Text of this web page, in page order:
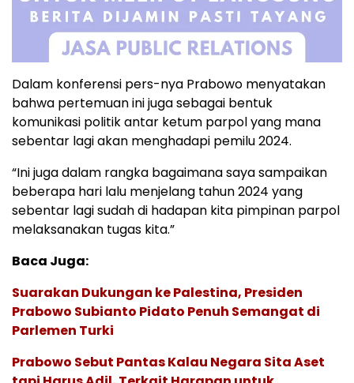
Dalam konferensi pers-nya Prabowo menyatakan
bahwa pertemuan ini juga sebagai bentuk
komunikasi politik antar ketum parpol yang mana
sebentar lagi akan menghadapi pemilu 2024.
“Ini juga dalam rangka bagaimana saya sampaikan
beberapa hari lalu menjelang tahun 2024 yang
sebentar lagi sudah di hadapan kita pimpinan parpol
melaksanakan tugas kita.”
Baca Juga:
Suarakan Dukungan ke Palestina, Presiden
Prabowo Subianto Pidato Penuh Semangat di
Parlemen Turki
Prabowo Sebut Pantas Kalau Negara Sita Aset